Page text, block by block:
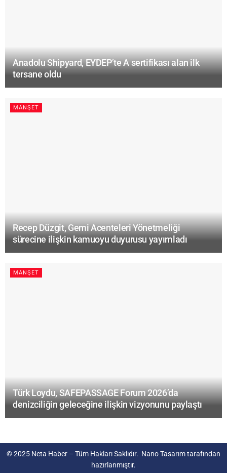
Anadolu Shipyard, EYDEP’te A sertifikası alan ilk
tersane oldu
MANŞET
Recep Düzgit, Gemi Acenteleri Yönetmeliği
sürecine ilişkin kamuoyu duyurusu yayımladı
MANŞET
Türk Loydu, SAFEPASSAGE Forum 2026’da
denizciliğin geleceğine ilişkin vizyonunu paylaştı
© 2025 Neta Haber – Tüm Hakları Saklıdır. Nano Tasarımtarafından
hazırlanmıştır.